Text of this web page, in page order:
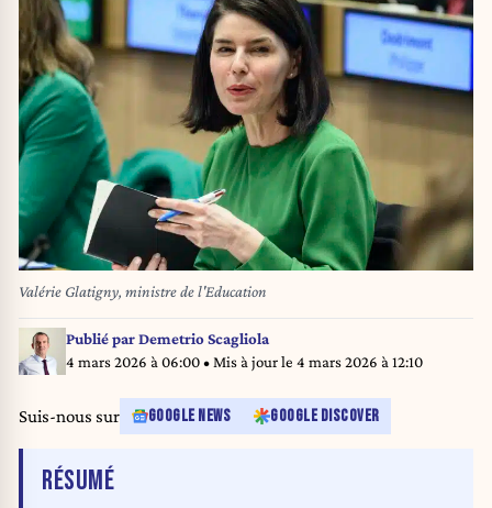
Valérie Glatigny, ministre de l'Education
Publié parDemetrio Scagliola
4 mars 2026 à 06:00• Mis à jour le 4 mars 2026 à 12:10
Suis-nous sur GOOGLE NEWS GOOGLE DISCOVER
RÉSUMÉDE L'ARTICLE